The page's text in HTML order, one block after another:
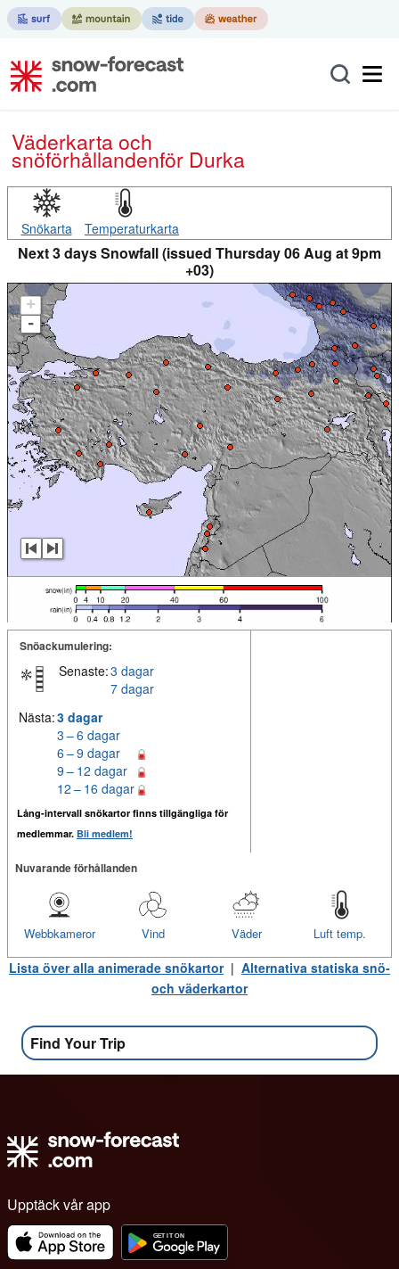
Väderkarta och
snöförhållandenför Durka
Snökarta Temperaturkarta
Next 3 days Snowfall (issued Thursday 06 Aug at 9pm
+03)
+
-
Snöackumulering:
Senaste:3 dagar
7 dagar
Nästa:3 dagar
3 – 6 dagar
6 – 9 dagar
9 – 12 dagar
12 – 16 dagar
Lång-intervall snökartor finns tillgängliga för
medlemmar. Bli medlem!
Nuvarande förhållanden
Luft temp.
Väder
Vind
Webbkameror
Lista över alla animerade snökartor| Alternativa statiska snö-
och väderkartor
Find Your Trip
Upptäck vår app